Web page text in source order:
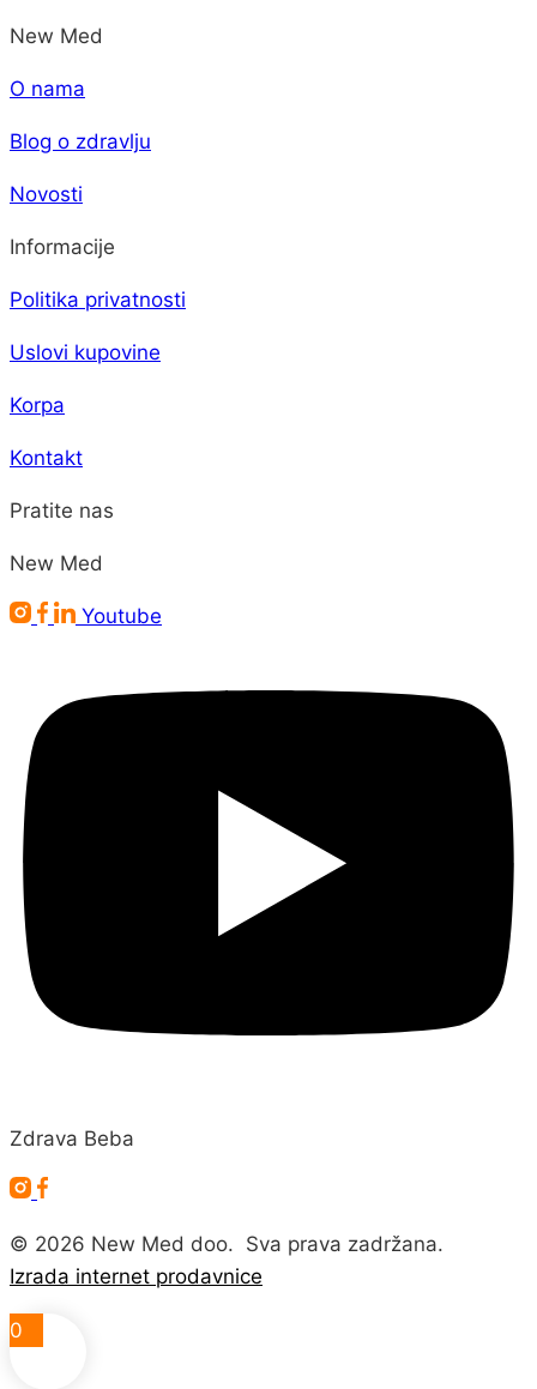
New Med
O nama
Blog o zdravlju
Novosti
Informacije
Politika privatnosti
Uslovi kupovine
Korpa
Kontakt
Pratite nas
New Med
Youtube
Zdrava Beba
© 2026 New Med doo. Sva prava zadržana.
Izrada internet prodavnice
0